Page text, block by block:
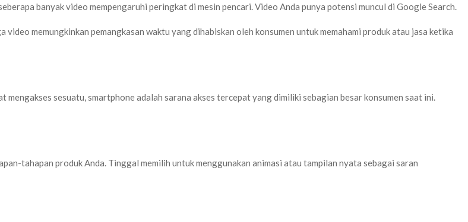
banyak video mempengaruhi peringkat di mesin pencari. Video Anda punya potensi muncul di Google Search.
memungkinkan pemangkasan waktu yang dihabiskan oleh konsumen untuk memahami produk atau jasa ketika
sesuatu, smartphone adalah sarana akses tercepat yang dimiliki sebagian besar konsumen saat ini.
tahapan produk Anda. Tinggal memilih untuk menggunakan animasi atau tampilan nyata sebagai saran